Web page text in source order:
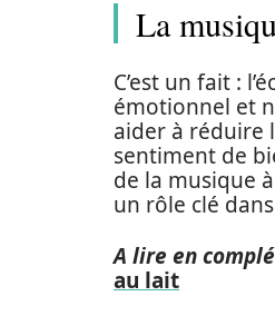
La
C’est un fait :
émotionnel et
aider à réduire
sentiment de
de la musique
un rôle clé
A lire en
au lait